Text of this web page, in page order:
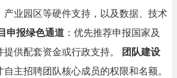
产业园区等硬件支持，以及数据、技术
申报绿色通道 ：优先推荐申报国家及
供配套资金或行政支持。
团队建设
自主招聘团队核心成员的权限和名额。